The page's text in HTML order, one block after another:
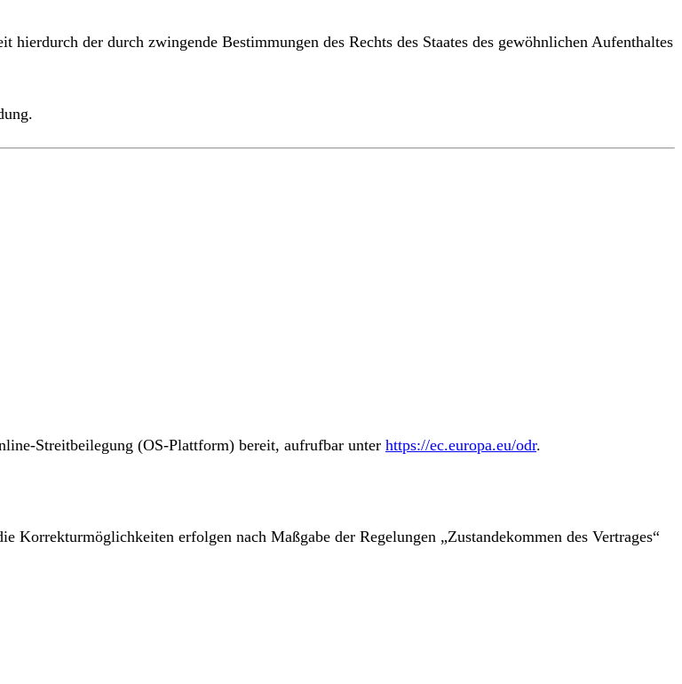
der durch zwingende Bestimmungen des Rechts des Staates des gewöhnlichen Aufenthaltes
Streitbeilegung (OS-Plattform) bereit, aufrufbar unter https://ec.europa.eu/odr.
Korrekturmöglichkeiten erfolgen nach Maßgabe der Regelungen „Zustandekommen des Vertrages“